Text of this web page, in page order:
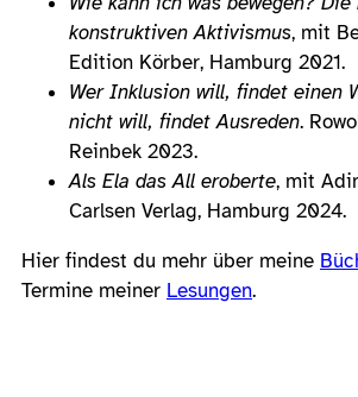
konstruktiven Aktivismus, mit
Edition Körber, Hamburg 2021.
Wer Inklusion will, findet einen
nicht will, findet Ausreden.
Reinbek 2023.
Als Ela das All eroberte, mit
Carlsen Verlag, Hamburg 2024.
Hier findest du mehr über meine
Termine meiner Lesungen.